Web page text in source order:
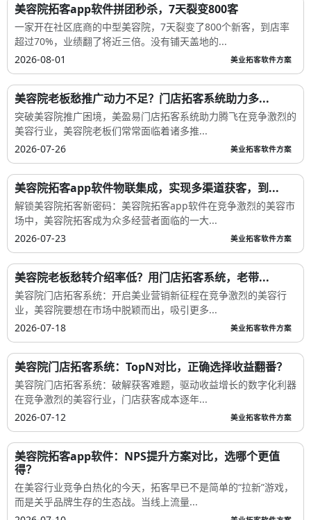
美容院拓客app软件拼团秒杀，7天裂变800客
一家开在社区底商的中型美容院，7天裂变了800个新客，到店率
超过70%，业绩翻了将近三倍。没有铺天盖地的...
2026-08-01
美业拓客软件方案
美容院老板愁推广动力不足？门店拓客系统助力多...
突破美容院推广困境，美盈易门店拓客系统助力腾飞在竞争激烈的
美容行业，美容院老板们常常面临着诸多推...
2026-07-26
美业拓客软件方案
美容院拓客app软件物联集成，实现多渠道获客，到...
解锁美容院拓客新密码：美容院拓客app软件在竞争激烈的美容市
场中，美容院拓客成为众多经营者面临的一大...
2026-07-23
美业拓客软件方案
美容院老板愁转介绍率低？用门店拓客系统，老带...
美容院门店拓客系统：开启美业营销新征程在竞争激烈的美容行
业，美容院要想在市场中脱颖而出，吸引更多...
2026-07-18
美业拓客软件方案
美容院门店拓客系统：TopN对比，正确选择收益翻番？
美容院门店拓客系统：破解获客难题，驱动收益增长的数字化利器
在竞争激烈的美容行业，门店获客成本逐年...
2026-07-12
美业拓客软件方案
美容院拓客app软件：NPS提升方案对比，选哪个更值
得？
在美容行业竞争白热化的今天，拓客早已不是简单的“拉新”游戏，
而是关乎品牌生存的生态战。当线上流量...